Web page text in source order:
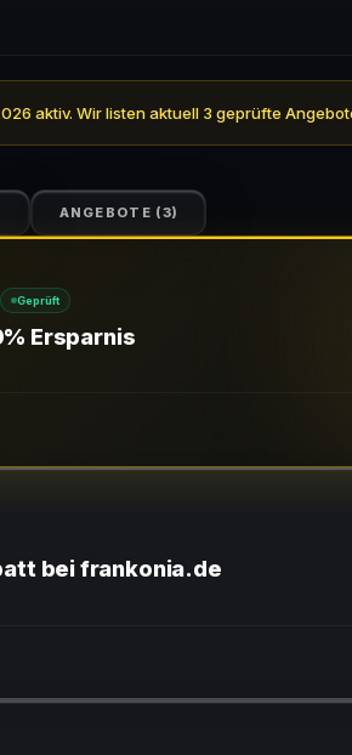
aktiv. Wir listen aktuell 3 geprüfte
ANGEBOTE (3)
Geprüft
Ersparnis
bei frankonia.de